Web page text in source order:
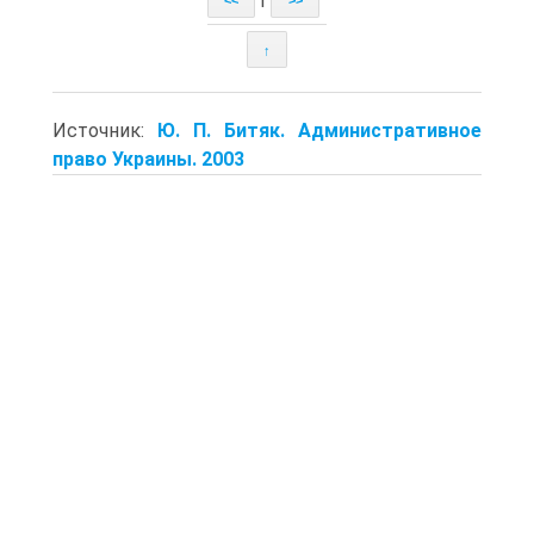
↑
Источник: Ю. П. Битяк. Административное
право Украины. 2003